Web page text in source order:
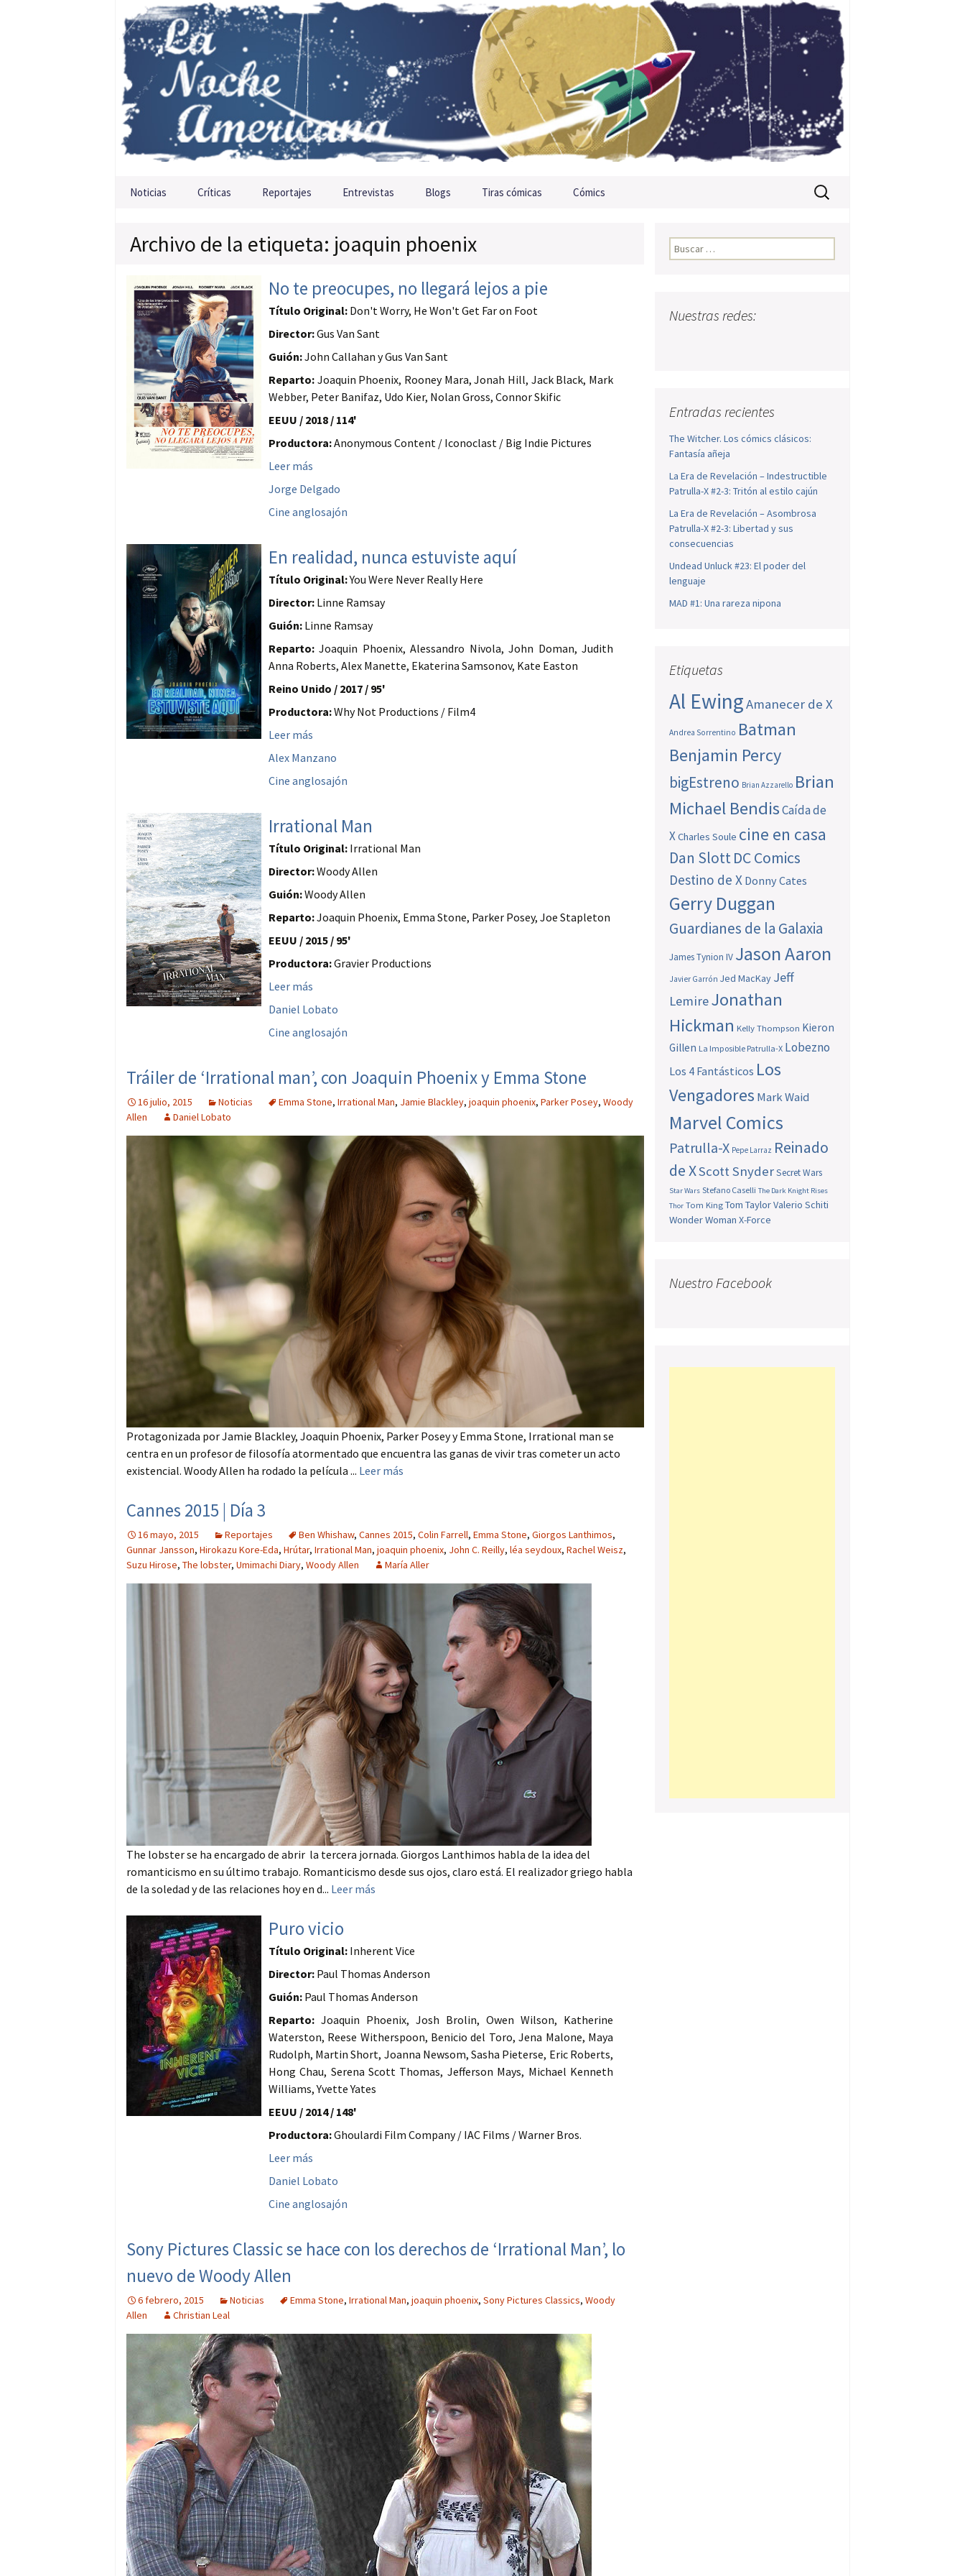
Saltar al contenido
Noticias Críticas Reportajes Entrevistas Blogs Tiras cómicas Cómics Buscar:
Archivo de la etiqueta: joaquin phoenix
No te preocupes, no llegará lejos a pie
Título Original: Don't Worry, He Won't Get Far on Foot
Director:Gus Van Sant
Guión:John Callahan y Gus Van Sant
Reparto: Joaquin Phoenix, Rooney Mara, Jonah Hill, Jack Black, Mark
Webber, Peter Banifaz, Udo Kier, Nolan Gross, Connor Skific
EEUU / 2018 / 114'
Productora:Anonymous Content / Iconoclast / Big Indie Pictures
Leer más
Jorge Delgado
Cine anglosajón
En realidad, nunca estuviste aquí
Título Original:You Were Never Really Here
Director: Linne Ramsay
Guión: Linne Ramsay
Reparto: Joaquin Phoenix, Alessandro Nivola, John Doman, Judith
Anna Roberts, Alex Manette, Ekaterina Samsonov, Kate Easton
Reino Unido / 2017 / 95'
Productora:Why Not Productions / Film4
Leer más
Alex Manzano
Cine anglosajón
Irrational Man
Título Original: Irrational Man
Director:Woody Allen
Guión:Woody Allen
Reparto:Joaquin Phoenix, Emma Stone, Parker Posey, Joe Stapleton
EEUU / 2015 / 95'
Productora:Gravier Productions
Leer más
Daniel Lobato
Cine anglosajón
Tráiler de ‘Irrational man’, con Joaquin Phoenix y Emma Stone
16 julio, 2015 Noticias Emma Stone, Irrational Man, Jamie Blackley, joaquin phoenix, Parker Posey, Woody
Allen
Daniel Lobato
Protagonizada por Jamie Blackley, Joaquin Phoenix, Parker Posey y Emma Stone, Irrational man se
centra en un profesor de filosofía atormentado que encuentra las ganas de vivir tras cometer un acto
existencial. Woody Allen ha rodado la película ... Leer más
Cannes 2015 | Día 3
16 mayo, 2015 Reportajes Ben Whishaw, Cannes 2015, Colin Farrell, Emma Stone, Giorgos Lanthimos,
Gunnar Jansson, Hirokazu Kore-Eda, Hrútar, Irrational Man, joaquin phoenix, John C. Reilly, léa seydoux, Rachel Weisz,
Suzu Hirose, The lobster, Umimachi Diary, Woody Allen María Aller
The lobster se ha encargado de abrir la tercera jornada. Giorgos Lanthimos habla de la idea del
romanticismo en su último trabajo. Romanticismo desde sus ojos, claro está. El realizador griego habla
de la soledad y de las relaciones hoy en d... Leer más
Puro vicio
Título Original: Inherent Vice
Director: Paul Thomas Anderson
Guión: Paul Thomas Anderson
Reparto: Joaquin Phoenix, Josh Brolin, Owen Wilson, Katherine
Waterston, Reese Witherspoon, Benicio del Toro, Jena Malone, Maya
Rudolph, Martin Short, Joanna Newsom, Sasha Pieterse, Eric Roberts,
Hong Chau, Serena Scott Thomas, Jefferson Mays, Michael Kenneth
Williams, Yvette Yates
EEUU / 2014 / 148'
Productora:Ghoulardi Film Company / IAC Films / Warner Bros.
Leer más
Daniel Lobato
Cine anglosajón
Sony Pictures Classic se hace con los derechos de ‘Irrational Man’, lo
nuevo de Woody Allen
6 febrero, 2015 Noticias Emma Stone, Irrational Man, joaquin phoenix, Sony Pictures Classics, Woody
Allen
Christian Leal
Buscar:
Nuestras redes:
Entradas recientes
The Witcher. Los cómics clásicos:
Fantasía añeja
La Era de Revelación – Indestructible
Patrulla-X #2-3: Tritón al estilo cajún
La Era de Revelación – Asombrosa
Patrulla-X #2-3: Libertad y sus
consecuencias
Undead Unluck #23: El poder del
lenguaje
MAD #1: Una rareza nipona
Etiquetas
Al EwingAmanecer de X
Andrea Sorrentino Batman
Benjamin Percy
bigEstreno Brian Azzarello Brian
Michael BendisCaída de
XCharles Soule cine en casa
Dan SlottDC Comics
Destino de X Donny Cates
Gerry Duggan
Guardianes de la Galaxia
James Tynion IV Jason Aaron
Javier Garrón Jed MacKay Jeff
LemireJonathan
Hickman Kelly Thompson Kieron
Gillen La Imposible Patrulla-X Lobezno
Los 4 Fantásticos Los
Vengadores Mark Waid
Marvel Comics
Patrulla-X Pepe Larraz Reinado
de XScott SnyderSecret Wars
Star Wars Stefano Caselli The Dark Knight Rises
Thor Tom King Tom TaylorValerio Schiti
Wonder Woman X-Force
Nuestro Facebook